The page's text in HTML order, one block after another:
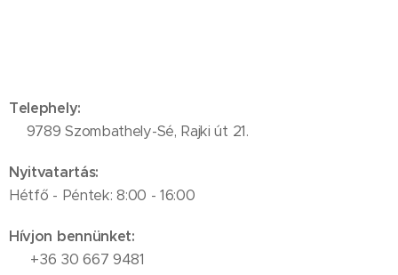
Telephely:
📍9789 Szombathely-Sé, Rajki út 21.
Nyitvatartás:
Hétfő - Péntek: 8:00 - 16:00
Hívjon bennünket:
📞 +36 30 667 9481